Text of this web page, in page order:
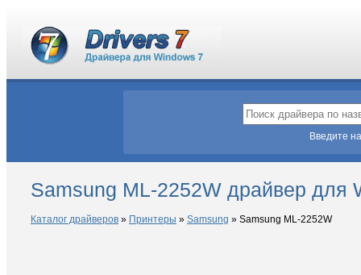
Введите
Samsung ML-2252W драйвер для
Каталог драйверов » Принтеры » Samsung » Samsung ML-2252W